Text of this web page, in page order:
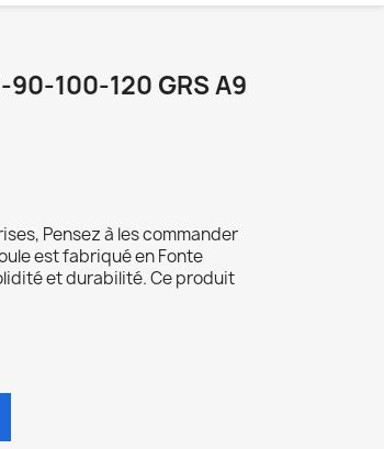
90-100-120 GRS A9
Pensez à les commander
est fabriqué en Fonte
et durabilité. Ce produit